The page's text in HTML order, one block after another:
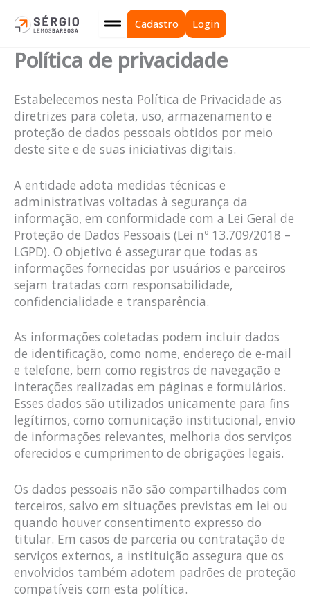
para
conteúdo
Cadastro Login
Política de privacidade
Estabelecemos nesta Política de Privacidade as
diretrizes para coleta, uso, armazenamento e
proteção de dados pessoais obtidos por meio
deste site e de suas iniciativas digitais.
A entidade adota medidas técnicas e
administrativas voltadas à segurança da
informação, em conformidade com a Lei Geral de
Proteção de Dados Pessoais (Lei nº 13.709/2018 –
LGPD). O objetivo é assegurar que todas as
informações fornecidas por usuários e parceiros
sejam tratadas com responsabilidade,
confidencialidade e transparência.
As informações coletadas podem incluir dados
de identificação, como nome, endereço de e-mail
e telefone, bem como registros de navegação e
interações realizadas em páginas e formulários.
Esses dados são utilizados unicamente para fins
legítimos, como comunicação institucional, envio
de informações relevantes, melhoria dos serviços
oferecidos e cumprimento de obrigações legais.
Os dados pessoais não são compartilhados com
terceiros, salvo em situações previstas em lei ou
quando houver consentimento expresso do
titular. Em casos de parceria ou contratação de
serviços externos, a instituição assegura que os
envolvidos também adotem padrões de proteção
compatíveis com esta política.